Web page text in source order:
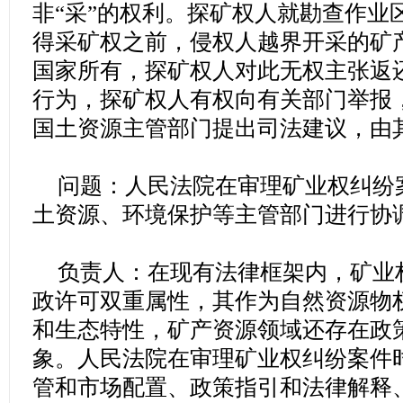
非“采”的权利。探矿权人就勘查作业
得采矿权之前，侵权人越界开采的矿
国家所有，探矿权人对此无权主张
行为，探矿权人有权向有关部门举报
国土资源主管部门提出司法建议，由
问题：人民法院在审理矿业权纠
土资源、环境保护等主管部门进行协
负责人：在现有法律框架内，矿
政许可双重属性，其作为自然资源物
和生态特性，矿产资源领域还存在政
象。人民法院在审理矿业权纠纷案件
管和市场配置、政策指引和法律解释